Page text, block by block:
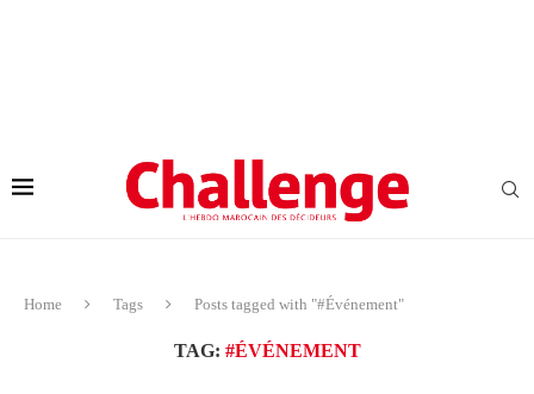
Home Tags Posts tagged with "#Événement"
TAG: #ÉVÉNEMENT